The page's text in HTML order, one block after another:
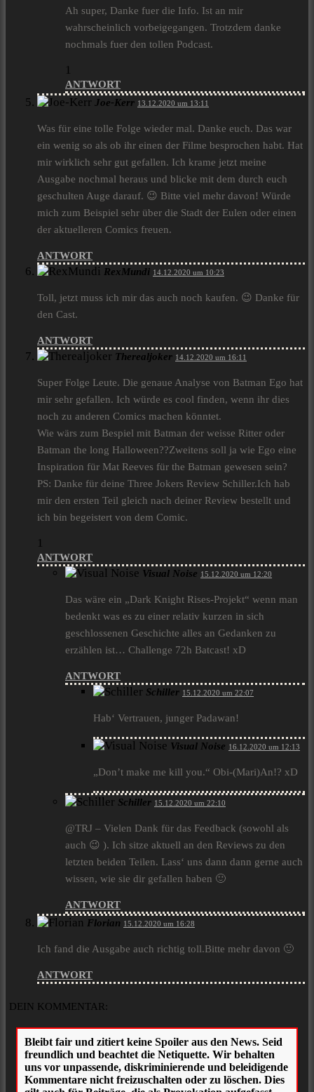
Ah super, Danke fuer die Info. Ist an mir
wahrscheinlich vorbeigegangen. Trotzdem danke
nochmals fuer den tollen Podcast.
1
ANTWORT
Joe-Kerr 13.12.2020 um 13:11
Was für eine tolle Folge wieder mal. Danke euch. Das war
ein wenig so als ob ihr einen der Filme besprochen habt. Hat
mir wirklich sehr gut gefallen. Ich krame jetzt meine
Ausgabe nochmal heraus und blicke mit dem durch euch
geschulten Auge darauf. 😉 Bitte viel mehr davon! Würde
mich zum Beispiel sehr über die Stadt der Eulen oder einen
der aktuelleren Comics freuen.
ANTWORT
RexMundi 14.12.2020 um 10:23
Toll, jetzt muss ich mir das auch noch kaufen. 😉 Danke für
den Cast.
ANTWORT
Therealjoker 14.12.2020 um 16:11
Super Folge Leute. Die genaue Analyse von Batman Ego hat
mir sehr gefallen. Ich würde es cool finden, wenn ihr dies
noch zu anderen Comics machen könntet.
Wie wärs zum Bespiel mit Batman der weisse Ritter oder
Batman the long Halloween??Zweitens soll ja wie Ego eine
Inspiration für Mat Reeves für the Batman gewesen sein?
PS: Danke für deine Three Jokers Review Schiller.Ich hab
mir den ersten Teil gleich nach deiner Review bestellt und
ich bin begeistert von dem Comic.
1
ANTWORT
Visual Noise 15.12.2020 um 12:20
Das wäre ein „Dark Knight Rises-Projekt“ wenn man
bedenkt was es zu einer relativ kurzen in sich
geschlossenen Geschichte alles an Gedanken zu
erzählen ist… Challenge 72h Batcast! xD
ANTWORT
Schiller 15.12.2020 um 22:07
Hab‘ Vertrauen, junger Padawan!
Visual Noise 16.12.2020 um 12:13
„Don’t make me kill you.“ Obi-(Mari)An!? xD
Schiller 15.12.2020 um 22:10
@TRJ – Vielen Dank für das Feedback (sowohl als
auch 😉 ). Ich sitze aktuell an den Reviews zu den
letzten beiden Teilen. Lass‘ uns dann dann gerne auch
wissen, wie sie dir gefallen haben 🙂
ANTWORT
Florian 15.12.2020 um 16:28
Ich fand die Ausgabe auch richtig toll.Bitte mehr davon 🙂
ANTWORT
DEIN KOMMENTAR: